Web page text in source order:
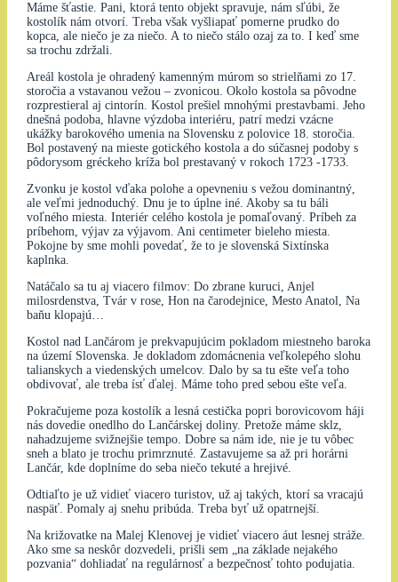
Máme šťastie. Pani, ktorá tento objekt spravuje, nám sľúbi, že
kostolík nám otvorí. Treba však vyšliapať pomerne prudko do
kopca, ale niečo je za niečo. A to niečo stálo ozaj za to. I keď sme
sa trochu zdržali.
Areál kostola je ohradený kamenným múrom so strielňami zo 17.
storočia a vstavanou vežou – zvonicou. Okolo kostola sa pôvodne
rozprestieral aj cintorín. Kostol prešiel mnohými prestavbami. Jeho
dnešná podoba, hlavne výzdoba interiéru, patrí medzi vzácne
ukážky barokového umenia na Slovensku z polovice 18. storočia.
Bol postavený na mieste gotického kostola a do súčasnej podoby s
pôdorysom gréckeho kríža bol prestavaný v rokoch 1723 -1733.
Zvonku je kostol vďaka polohe a opevneniu s vežou dominantný,
ale veľmi jednoduchý. Dnu je to úplne iné. Akoby sa tu báli
voľného miesta. Interiér celého kostola je pomaľovaný. Príbeh za
príbehom, výjav za výjavom. Ani centimeter bieleho miesta.
Pokojne by sme mohli povedať, že to je slovenská Sixtínska
kaplnka.
Natáčalo sa tu aj viacero filmov: Do zbrane kuruci, Anjel
milosrdenstva, Tvár v rose, Hon na čarodejnice, Mesto Anatol, Na
baňu klopajú…
Kostol nad Lančárom je prekvapujúcim pokladom miestneho baroka
na území Slovenska. Je dokladom zdomácnenia veľkolepého slohu
talianskych a viedenských umelcov. Dalo by sa tu ešte veľa toho
obdivovať, ale treba ísť ďalej. Máme toho pred sebou ešte veľa.
Pokračujeme poza kostolík a lesná cestička popri borovicovom háji
nás dovedie onedlho do Lančárskej doliny. Pretože máme sklz,
nahadzujeme svižnejšie tempo. Dobre sa nám ide, nie je tu vôbec
sneh a blato je trochu primrznuté. Zastavujeme sa až pri horárni
Lančár, kde doplníme do seba niečo tekuté a hrejivé.
Odtiaľto je už vidieť viacero turistov, už aj takých, ktorí sa vracajú
naspäť. Pomaly aj snehu pribúda. Treba byť už opatrnejší.
Na križovatke na Malej Klenovej je vidieť viacero áut lesnej stráže.
Ako sme sa neskôr dozvedeli, prišli sem „na základe nejakého
pozvania“ dohliadať na regulárnosť a bezpečnosť tohto podujatia.